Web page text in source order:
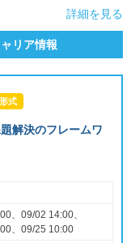
詳細を見る
リア情報
式
解決のフレームワ
、09/02 14:00、
、09/25 10:00